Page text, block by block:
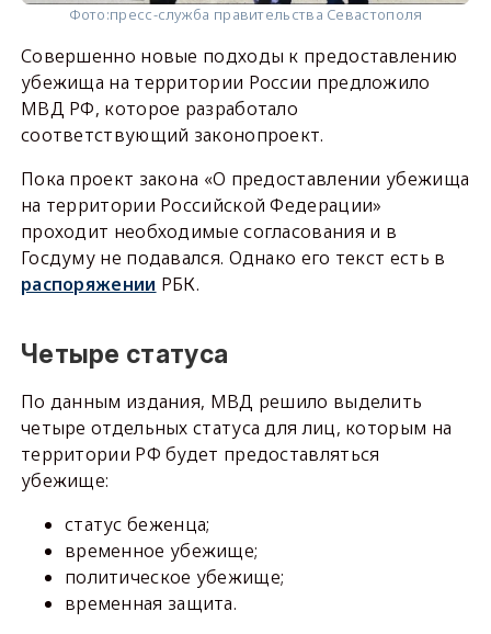
Фото:пресс-служба правительства Севастополя
Совершенно новые подходы к предоставлению
убежища на территории России предложило
МВД РФ, которое разработало
соответствующий законопроект.
Пока проект закона «О предоставлении убежища
на территории Российской Федерации»
проходит необходимые согласования и в
Госдуму не подавался. Однако его текст есть в
распоряжении РБК.
Четыре статуса
По данным издания, МВД решило выделить
четыре отдельных статуса для лиц, которым на
территории РФ будет предоставляться
убежище:
статус беженца;
временное убежище;
политическое убежище;
временная защита.